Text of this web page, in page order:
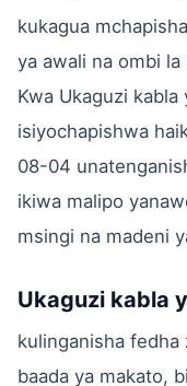
kukagua
ya awali na ombi
Kwa Ukaguzi
isiyochapishwa
08-04
ikiwa malipo
msingi na madeni
Ukaguzi kabla
kulinganisha
baada ya makato,